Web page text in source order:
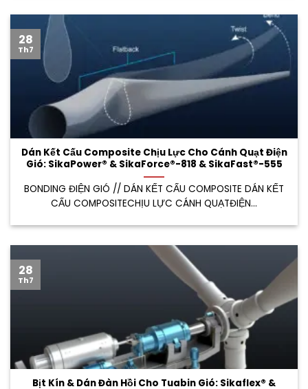
Dán Kết Cấu Composite Chịu Lực Cho Cánh Quạt Điện
Gió: SikaPower® & SikaForce®-818 & SikaFast®-555
BONDING ĐIỆN GIÓ // DÁN KẾT CẤU COMPOSITE DÁN KẾT
CẤU COMPOSITECHỊU LỰC CÁNH QUẠTĐIỆN...
28
Th7
Bịt Kín & Dán Đàn Hồi Cho Tuabin Gió: Sikaflex® &
28
Th7